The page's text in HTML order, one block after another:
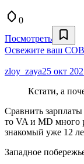
0
Посмотреть
Освежите ваш
zloy_zaya25 окт
Кстати, а
Сравнить
то VA и MD много
знакомый уже 12
Западное